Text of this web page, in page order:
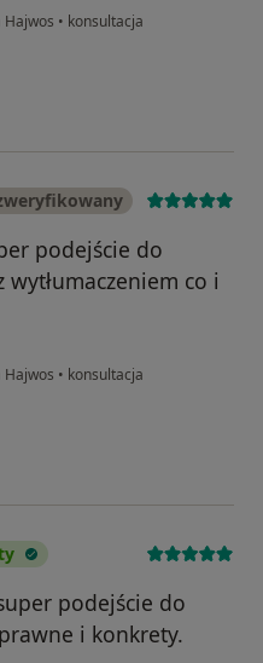
Hajwos • konsultacja
podejście do
co i
Hajwos • konsultacja
podejście do
i konkrety.